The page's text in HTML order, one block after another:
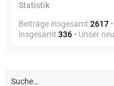
Statistik
Beiträge insgesamt 2617
insgesamt 336 • Unser